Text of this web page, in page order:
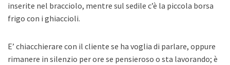
inserite nel bracciolo, mentre sul sedile c’è la piccola borsa
frigo con i ghiaccioli.
E’ chiacchierare con il cliente se ha voglia di parlare, oppure
rimanere in silenzio per ore se pensieroso o sta lavorando; è